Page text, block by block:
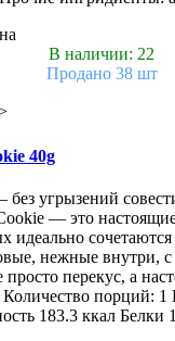
В наличии: 22
Продано 38 шт
40g
угрызений
— это
идеально сочетаются
нежные внутри, с
перекус, а
порций: 1
183.3 ккал